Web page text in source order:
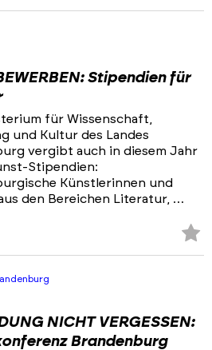
Stipendien für
für Wissenschaft,
und Kultur des Landes
vergibt auch in diesem Jahr
Stipendien:
Künstlerinnen und
den Bereichen Literatur, …
NICHT VERGESSEN:
Brandenburg